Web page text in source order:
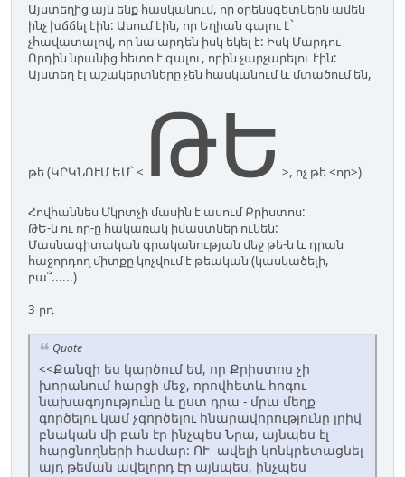
Այստեղից այն ենք հասկանում, որ օրենսգետներն ամեն
ինչ խճճել էին: Ասում էին, որ Եղիան գալու է`
չհավատալով, որ նա արդեն իսկ եկել է: Իսկ Մարդու
Որդին նրանից հետո է գալու, որին չարչարելու էին:
Այստեղ էլ աշակերտները չեն հասկանում և մտածում են,
թե (ԿՐԿՆՈՒՄ ԵՄ` < ԹԵ >, ոչ թե <որ>)
Հովհաննես Մկրտչի մասին է ասում Քրիստոս:
ԹԵ-ն ու որ-ը հակառակ իմաստներ ունեն:
Մասնագիտական գրականության մեջ թե-ն և դրան
հաջորդող միտքը կոչվում է թեական (կասկածելի,
բա՞......)
3-րդ
Quote
<<Քանզի ես կարծում եմ, որ Քրիստոս չի
խորանում հարցի մեջ, որովհետև հոգու
նախագոյությունը և ըստ դրա - մրա մեղք
գործելու կամ չգործելու հնարավորությունը լրիվ
բնական մի բան էր ինչպես Նրա, այնպես էլ
հարցնողների համար: ՈՒ ավելի կոնկրետացնել
այդ թեման ավելորդ էր այնպես, ինչպես